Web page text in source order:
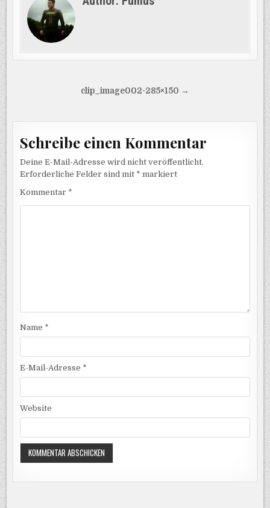
Beitragsnavigation
clip_image002-285×150 →
Schreibe einen Kommentar
Deine E-Mail-Adresse wird nicht veröffentlicht.
Erforderliche Felder sind mit * markiert
Kommentar *
Name *
E-Mail-Adresse *
Website